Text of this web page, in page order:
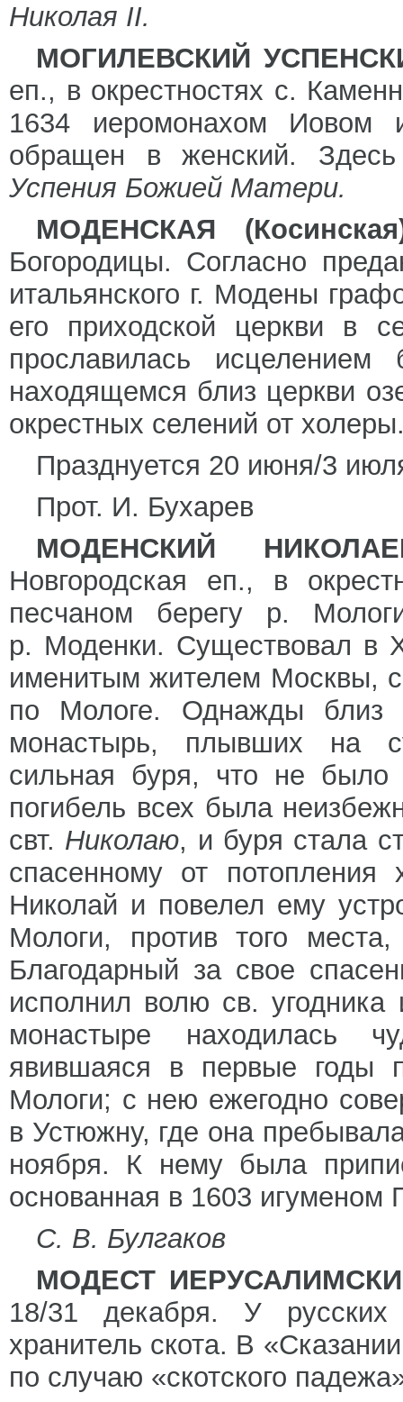
Николая II.
МОГИЛЕВСКИЙ
еп., в окрестностях с.
1634 иеромонахом
обращен в женский.
Успения Божией Матери.
МОДЕНСКАЯ
Богородицы. Согласно
итальянского г. Модены
его приходской церкви в
прославилась
находящемся близ церкви
окрестных селений от
Празднуется 20 июня/3
Прот. И. Бухарев
МОДЕНСКИЙ
Новгородская еп., в
песчаном берегу р.
р. Моденки. Существовал в
именитым жителем Москвы,
по Мологе. Однажды близ
монастырь, плывших на
сильная буря, что не было
погибель всех была
свт. Николаю, и буря стала
спасенному от
Николай и повелел ему
Мологи, против того
Благодарный за свое
исполнил волю св.
монастыре находилась
явившаяся в первые годы
Мологи; с нею ежегодно
в Устюжну, где она
ноября. К нему была
основанная в 1603 игуменом
С. В. Булгаков
МОДЕСТ
18/31 декабря. У русских
хранитель скота. В
по случаю «скотского